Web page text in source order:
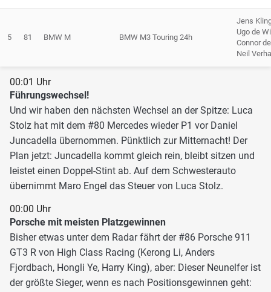
5 81 BMW M BMW M3 Touring 24h
Jens
Ugo de
Connor
Neil
00:01 Uhr
Führungswechsel!
Und wir haben den nächsten Wechsel an der Spitze: Luca
Stolz hat mit dem #80 Mercedes wieder P1 vor Daniel
Juncadella übernommen. Pünktlich zur Mitternacht! Der
Plan jetzt: Juncadella kommt gleich rein, bleibt sitzen und
leistet einen Doppel-Stint ab. Auf dem Schwesterauto
übernimmt Maro Engel das Steuer von Luca Stolz.
00:00 Uhr
Porsche mit meisten Platzgewinnen
Bisher etwas unter dem Radar fährt der #86 Porsche 911
GT3 R von High Class Racing (Kerong Li, Anders
Fjordbach, Hongli Ye, Harry King), aber: Dieser Neunelfer ist
der größte Sieger, wenn es nach Positionsgewinnen geht: